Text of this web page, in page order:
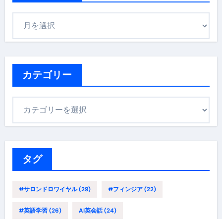
カテゴリー
タグ
#サロンドロワイヤル(29) #フィンジア(22)
#英語学習(26) AI英会話(24)